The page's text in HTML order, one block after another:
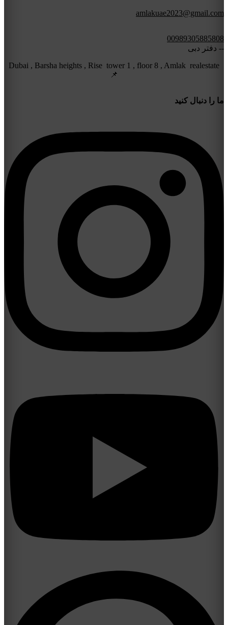
amlakuae2023@gmail.com
00989305885808
-- دفتر دبی
Dubai , Barsha heights , Rise tower 1 , floor 8 , Amlak realestate
📌
ما را دنبال کنید